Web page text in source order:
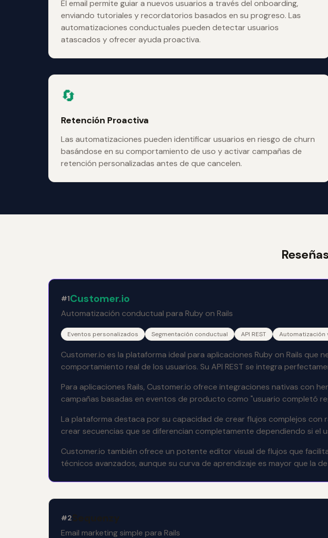
El email permite guiar a nuevos usuarios a través del onboarding,
enviando tutoriales y recordatorios basados en su progreso. Las
automatizaciones conductuales pueden detectar usuarios
atascados y ofrecer ayuda proactiva.
🔄
Retención Proactiva
Las automatizaciones pueden identificar usuarios en riesgo de churn
basándose en su comportamiento de uso y activar campañas de
retención personalizadas antes de que cancelen.
#1Customer.io
Automatización conductual para Ruby on Rails
Eventos personalizados Segmentación conductual API REST Automatización
Customer.io es la plataforma ideal para aplicaciones Ruby on Rails
comportamiento real de los usuarios. Su API REST se integra
Para aplicaciones Rails, Customer.io ofrece integraciones nativas con
campañas basadas en eventos de producto como "usuario completó
La plataforma destaca por su capacidad de crear flujos complejos con
crear secuencias que se diferencian completamente dependiendo si el
Customer.io también ofrece un potente editor visual de flujos que
técnicos avanzados, aunque su curva de aprendizaje es mayor que la
#2
Email marketing simple para Rails